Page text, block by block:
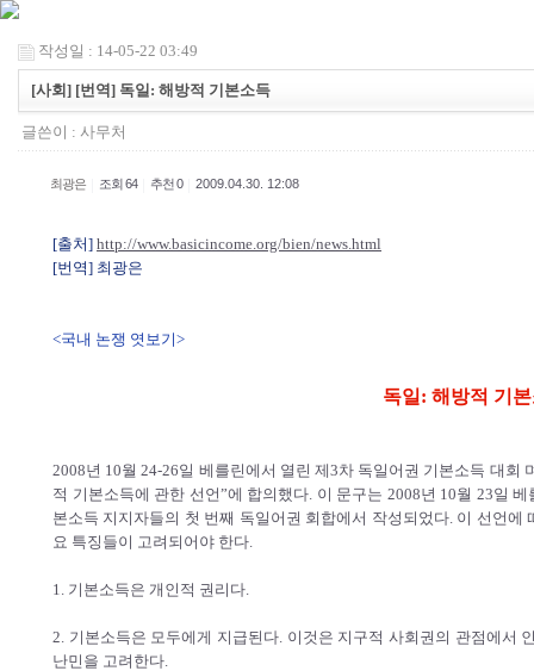
작성일 : 14-05-22 03:49
[사회] [번역] 독일: 해방적 기본소득
글쓴이 : 사무처
최광은 조회 64 추천 0 2009.04.30. 12:08
[출처] http://www.basicincome.org/bien/news.html
[번역] 최광은
<국내 논쟁 엿보기>
독일: 해방적 기
2008년 10월 24-26일 베를린에서 열린 제3차 독일어권 기본소득 대회
적 기본소득에 관한 선언”에 합의했다. 이 문구는 2008년 10월 23일
본소득 지지자들의 첫 번째 독일어권 회합에서 작성되었다. 이 선언에
요 특징들이 고려되어야 한다.
1. 기본소득은 개인적 권리다.
2. 기본소득은 모두에게 지급된다. 이것은 지구적 사회권의 관점에서
난민을 고려한다.